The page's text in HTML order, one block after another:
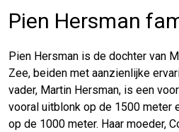
Pien Hersman
Pien Hersman is de dochter van
Zee, beiden met aanzienlijke
vader, Martin Hersman, is een
vooral uitblonk op de 1500 meter
op de 1000 meter. Haar moeder,